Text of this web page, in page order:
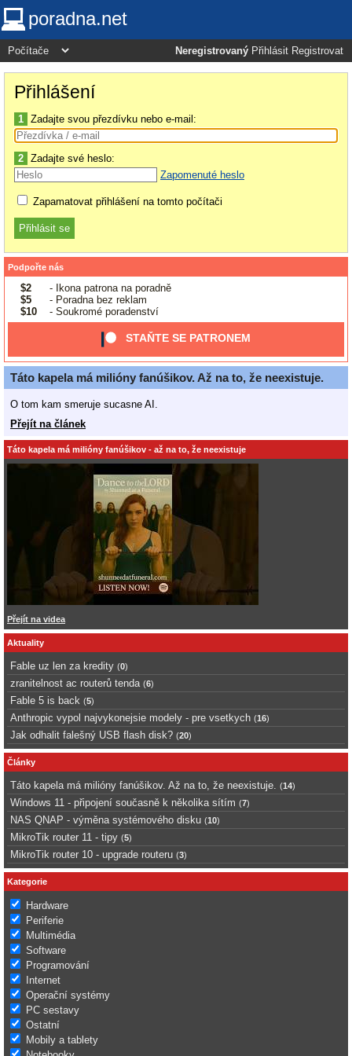
poradna.net
Neregistrovaný Přihlásit Registrovat
Přihlášení
1 Zadajte svou přezdívku nebo e-mail:
2 Zadajte své heslo:
Zapomenuté heslo
Zapamatovat přihlášení na tomto počítači
Podpořte nás
$2
- Ikona patrona na poradně
$5
- Poradna bez reklam
$10
- Soukromé poradenství
STAŇTE SE PATRONEM
Táto kapela má milióny fanúšikov. Až na to, že neexistuje.
O tom kam smeruje sucasne AI.
Přejít na článek
Táto kapela má milióny fanúšikov - až na to, že neexistuje
Přejít na videa
Aktuality
Fable uz len za kredity (0)
zranitelnost ac routerů tenda (6)
Fable 5 is back (5)
Anthropic vypol najvykonejsie modely - pre vsetkych (16)
Jak odhalit falešný USB flash disk? (20)
Články
Táto kapela má milióny fanúšikov. Až na to, že neexistuje. (14)
Windows 11 - připojení současně k několika sítím (7)
NAS QNAP - výměna systémového disku (10)
MikroTik router 11 - tipy (5)
MikroTik router 10 - upgrade routeru (3)
Kategorie
Hardware
Periferie
Multimédia
Software
Programování
Internet
Operační systémy
PC sestavy
Ostatní
Mobily a tablety